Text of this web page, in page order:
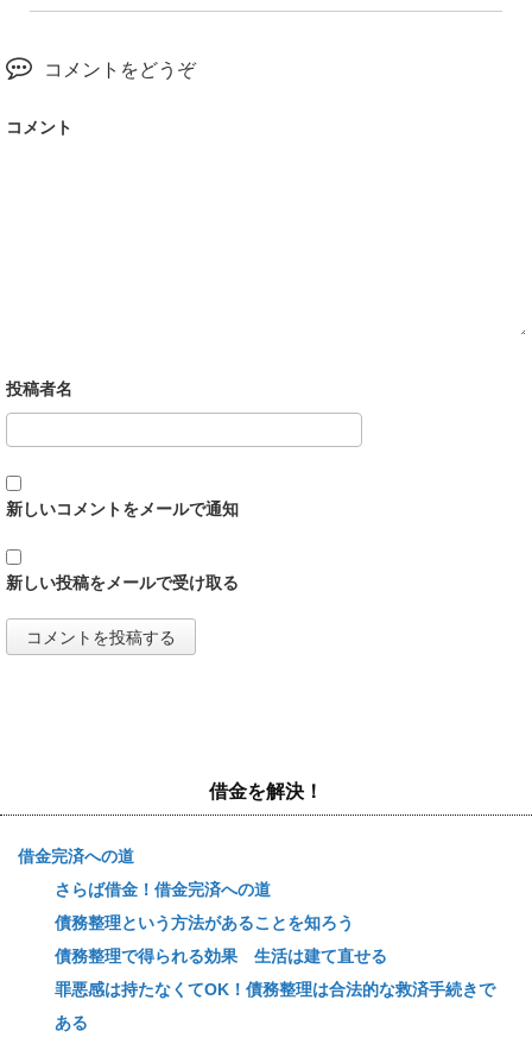
コメントをどうぞ
コメント
新しいコメントをメールで通知
新しい投稿をメールで受け取る
借金を解決！
借金完済への道
さらば借金！借金完済への道
債務整理という方法があることを知ろう
債務整理で得られる効果 生活は建て直せる
罪悪感は持たなくてOK！債務整理は合法的な救済手続きで
ある